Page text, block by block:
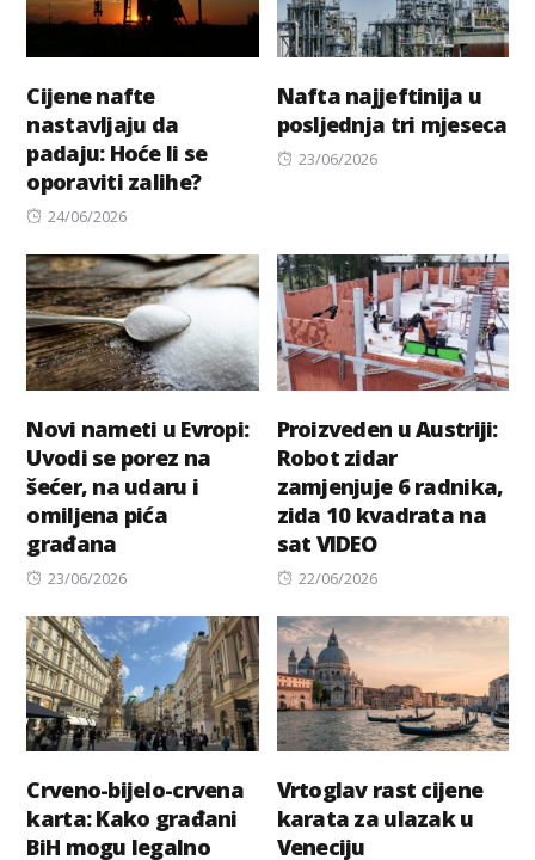
Cijene nafte
nastavljaju da
padaju: Hoće li se
oporaviti zalihe?
Posted
24/06/2026
Nafta najjeftinija u
posljednja tri mjeseca
Posted
23/06/2026
Novi nameti u Evropi:
Uvodi se porez na
šećer, na udaru i
omiljena pića
građana
Posted
23/06/2026
Proizveden u Austriji:
Robot zidar
zamjenjuje 6 radnika,
zida 10 kvadrata na
sat VIDEO
Posted
22/06/2026
Crveno-bijelo-crvena
karta: Kako građani
BiH mogu legalno
Vrtoglav rast cijene
karata za ulazak u
Veneciju